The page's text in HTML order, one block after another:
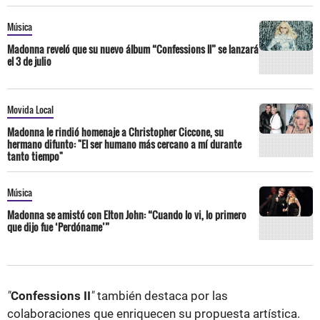
Música
Madonna reveló que su nuevo álbum “Confessions ll” se lanzará
el 3 de julio
Movida Local
Madonna le rindió homenaje a Christopher Ciccone, su
hermano difunto: "El ser humano más cercano a mí durante
tanto tiempo"
Música
Madonna se amistó con Elton John: “Cuando lo vi, lo primero
que dijo fue ‘Perdóname’”
"Confessions II"también destaca por las
colaboraciones que enriquecen su propuesta artística.